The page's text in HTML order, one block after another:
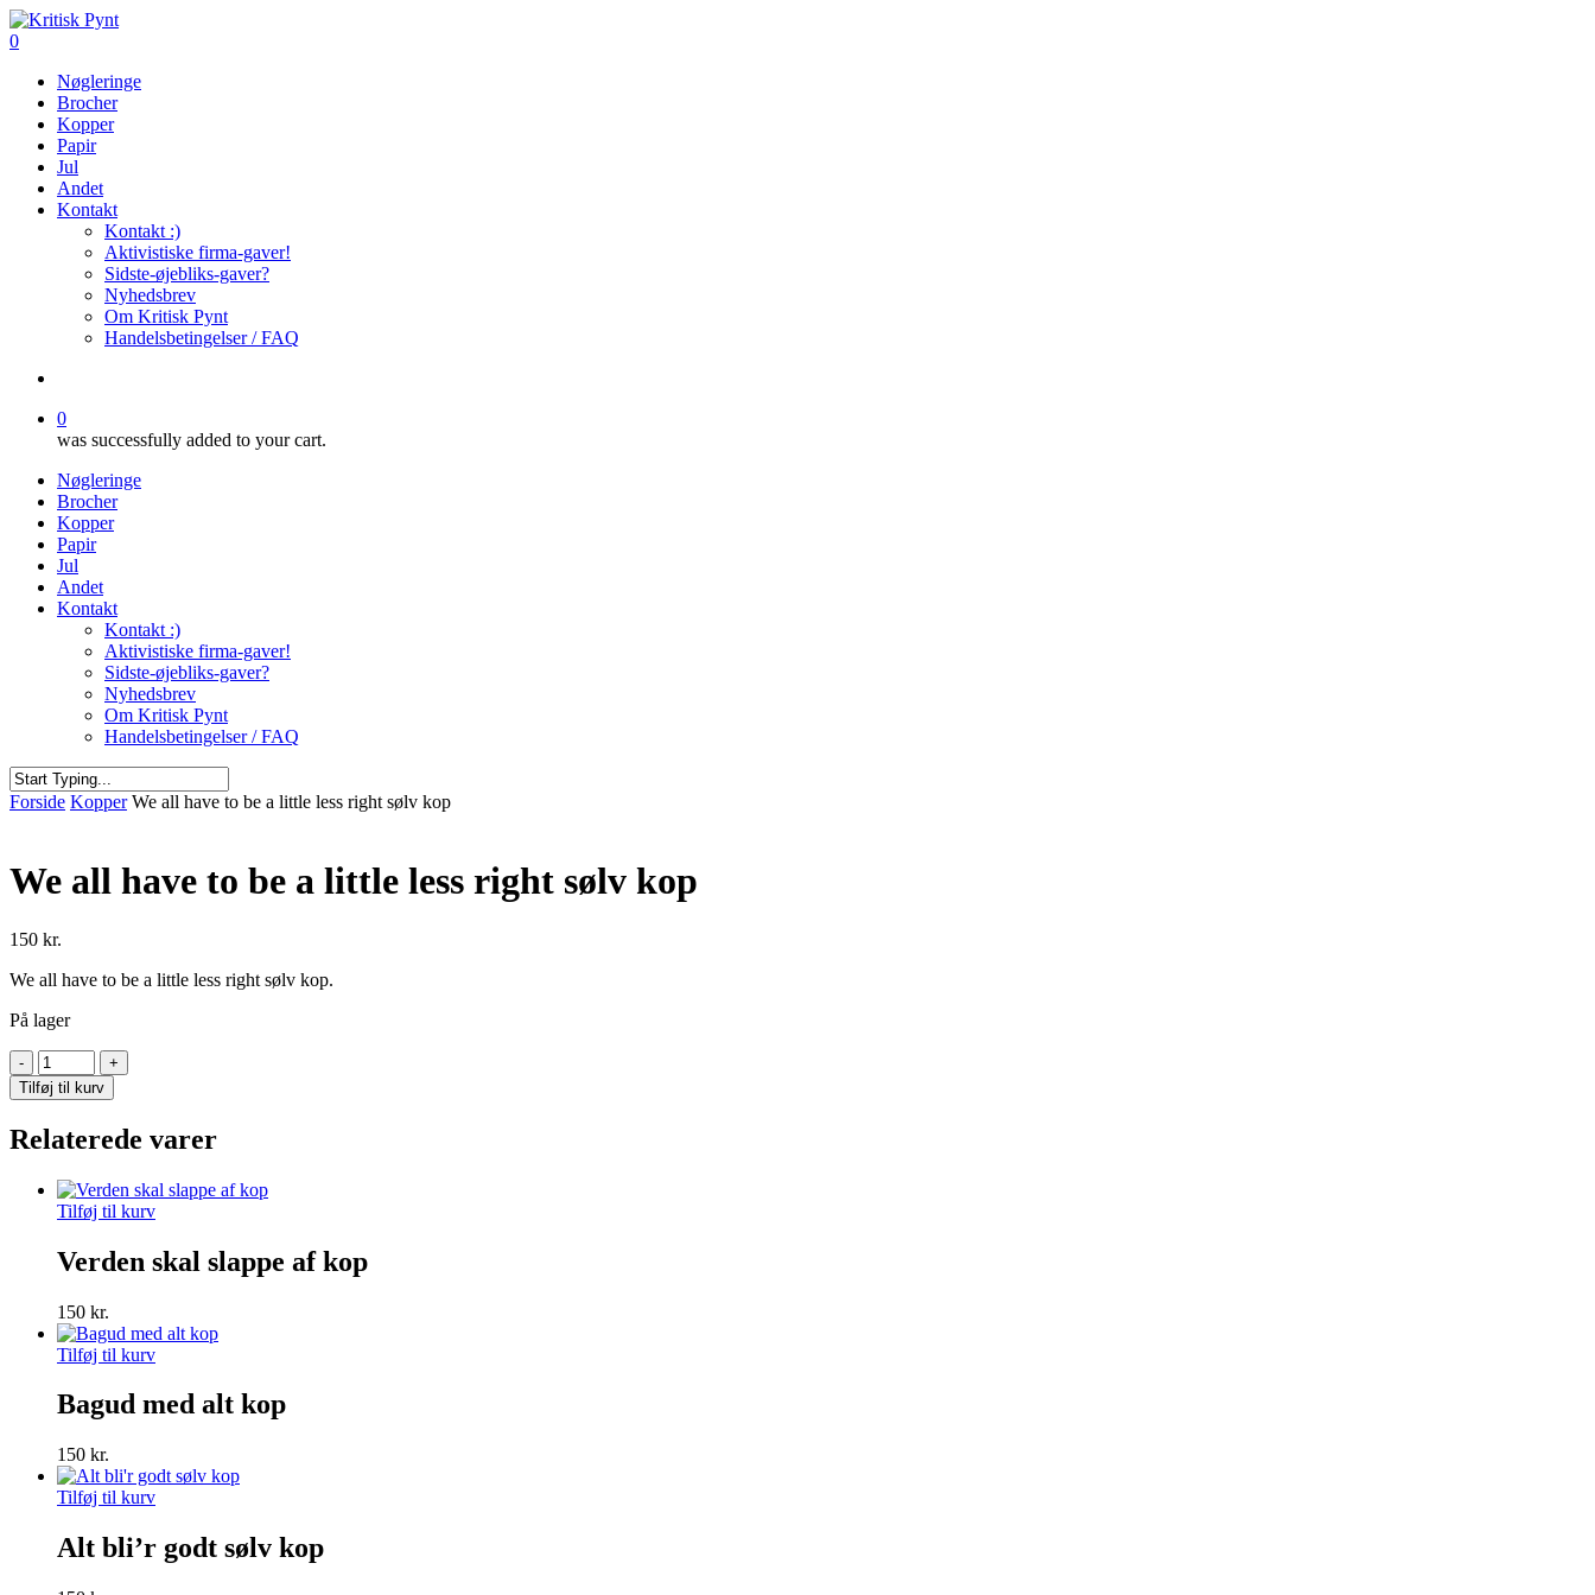
Skip
to
content
search
0
Nøgleringe
Brocher
Kopper
Papir
Jul
Andet
Kontakt
Kontakt :)
Aktivistiske firma-gaver!
Sidste-øjebliks-gaver?
Nyhedsbrev
Om Kritisk Pynt
Handelsbetingelser / FAQ
0
was successfully added to your cart.
Nøgleringe
Brocher
Kopper
Papir
Jul
Andet
Kontakt
Kontakt :)
Aktivistiske firma-gaver!
Sidste-øjebliks-gaver?
Nyhedsbrev
Om Kritisk Pynt
Handelsbetingelser / FAQ
Close
Forside Kopper We all have to be a little less right sølv kop
We all have to be a little less right sølv kop
150 kr.
We all have to be a little less right sølv kop.
På lager
We
all
have
be
little
less
sølv
kop
Tilføj til kurv
Relaterede varer
Tilføj til kurv
Verden skal slappe af kop
150 kr.
Tilføj til kurv
Bagud med alt kop
150 kr.
Tilføj til kurv
Alt bli’r godt sølv kop